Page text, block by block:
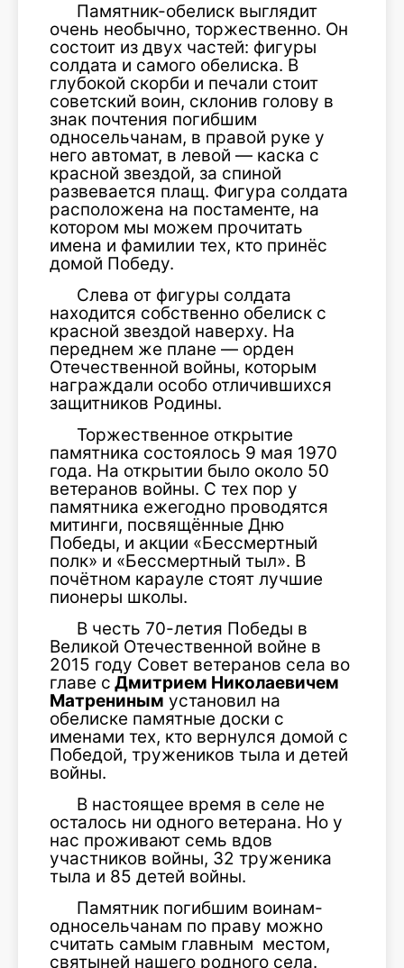
Памятник-обелиск выглядит
очень необычно, торжественно. Он
состоит из двух частей: фигуры
солдата и самого обелиска. В
глубокой скорби и печали стоит
советский воин, склонив голову в
знак почтения погибшим
односельчанам, в правой руке у
него автомат, в левой — каска с
красной звездой, за спиной
развевается плащ. Фигура солдата
расположена на постаменте, на
котором мы можем прочитать
имена и фамилии тех, кто принёс
домой Победу.
Слева от фигуры солдата
находится собственно обелиск с
красной звездой наверху. На
переднем же плане — орден
Отечественной войны, которым
награждали особо отличившихся
защитников Родины.
Торжественное открытие
памятника состоялось 9 мая 1970
года. На открытии было около 50
ветеранов войны. С тех пор у
памятника ежегодно проводятся
митинги, посвящённые Дню
Победы, и акции «Бессмертный
полк» и «Бессмертный тыл». В
почётном карауле стоят лучшие
пионеры школы.
В честь 70-летия Победы в
Великой Отечественной войне в
2015 году Совет ветеранов села во
главе с Дмитрием Николаевичем
Матрениным установил на
обелиске памятные доски с
именами тех, кто вернулся домой с
Победой, тружеников тыла и детей
войны.
В настоящее время в селе не
осталось ни одного ветерана. Но у
нас проживают семь вдов
участников войны, 32 труженика
тыла и 85 детей войны.
Памятник погибшим воинам-
односельчанам по праву можно
считать самым главным местом,
святыней нашего родного села.